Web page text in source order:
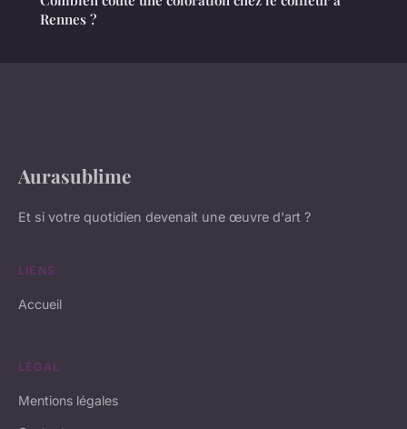
Rennes ?
Aurasublime
Et si votre quotidien devenait une œuvre d'art ?
LIENS
Accueil
LÉGAL
Mentions légales